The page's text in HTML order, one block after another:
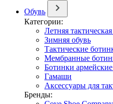
Обувь
Категории:
Летняя
Зимняя обувь
Тактические
Мембранные
Ботинки
Гамаши
Аксессуары для
Бренды: